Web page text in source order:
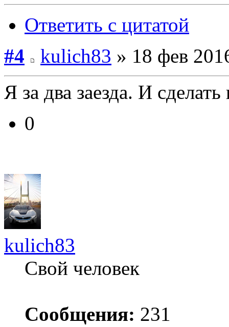
Ответить с цитатой
#4
kulich83 » 18 фев
Я за два заезда. И
0
kulich83
Свой человек
Сообщения: 231